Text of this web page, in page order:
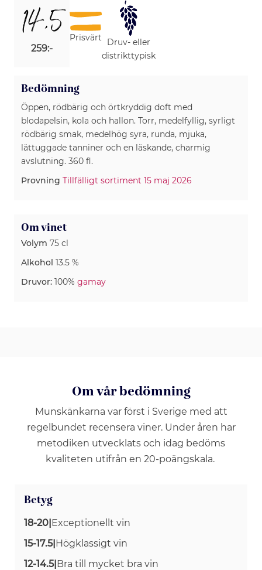
14,5
259:-
Prisvärt
Druv- eller
distrikttypisk
Bedömning
Öppen, rödbärig och örtkryddig doft med
blodapelsin, kola och hallon. Torr, medelfyllig, syrligt
rödbärig smak, medelhög syra, runda, mjuka,
lättuggade tanniner och en läskande, charmig
avslutning. 360 fl.
Provning Tillfälligt sortiment 15 maj 2026
Om vinet
Volym 75 cl
Alkohol 13.5 %
Druvor: 100% gamay
Om vår bedömning
Munskänkarna var först i Sverige med att
regelbundet recensera viner. Under åren har
metodiken utvecklats och idag bedöms
kvaliteten utifrån en 20-poängskala.
Betyg
18-20|Exceptionellt vin
15-17.5|Högklassigt vin
12-14.5|Bra till mycket bra vin